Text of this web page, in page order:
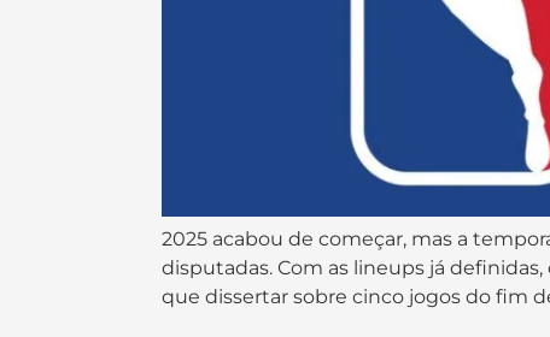
2025 acabou de começar, mas a
disputadas. Com as lineups já
que dissertar sobre cinco jogos do fim